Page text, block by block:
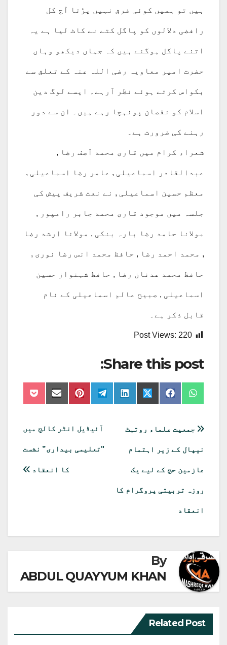
ہیں تو ہمیں کوئی فرق نہیں پڑتا آج کل
رافضی دلالوں کو پاگل کتے نے کاٹ لیا ہے یہ
اتنے پاگل ہوگئے ہیں کہ جہاں دیکھو وہاں
حضرت امیر معاویہ رضی اللہ عنہ کے تعلق سے
بکواس کرتے ہوئے نظر آرہے۔ ایسے لوگ دین
اسلام کو نقصان پونہچا رہے ہیں۔ ان سے دور
رہنے کی ضرورت ہے۔
شعراء کرام میں قاری محمد آصف رضا ,
عبدالقادر اسماعیلی , عامر رضا اسماعیلی ,
معظم حسین اسماعیلی , نے نعت شریف پیش کی
جلسہ میں موجود قاری محمد جابر رامپور ,
مولانا حامد رضا بارہ بنکی , مولانا ارشد رضا
, محمد احمد رضا , حافظ محمد انس رضا نوری ,
حافظ محمد عدنان رضا , حافظ شہنواز حسین
اسماعیلی , صبیح عالم اسماعیلی کے نام
قابل ذکر ہے۔
Post Views: 220
Share this post:
Share
on
Share
on
Share
on
Share
on
Share
on
Share
on
Share
on
Share
on
پوسٹوں
کی
نیویگیشن
آئیڈیل انٹر کالج میں
"تعلیمی بیداری” نشست
کا انعقاد
جمعیت علماء روتہٹ
نیپال کے زیر اہتمام
عازمین حج کے لیے یک
روزہ تربیتی پروگرام کا
انعقاد
By
ABDUL QUAYYUM KHAN
Related Post